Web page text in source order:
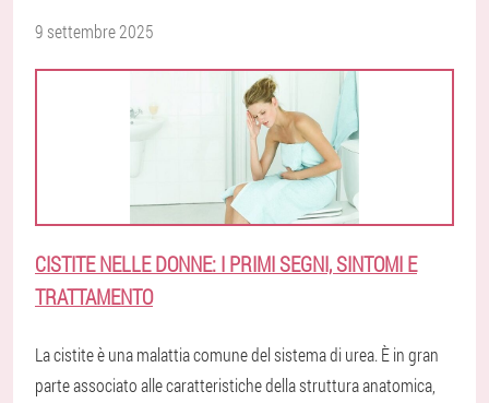
9 settembre 2025
CISTITE NELLE DONNE: I PRIMI SEGNI, SINTOMI E
TRATTAMENTO
La cistite è una malattia comune del sistema di urea. È in gran
parte associato alle caratteristiche della struttura anatomica,